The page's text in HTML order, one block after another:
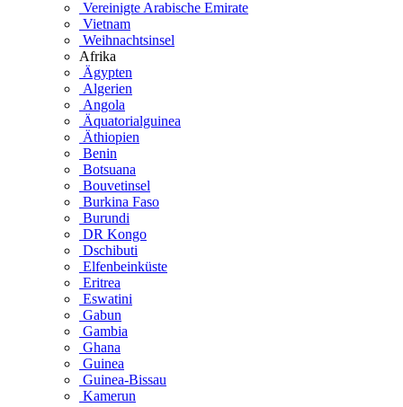
Vereinigte Arabische Emirate
Vietnam
Weihnachtsinsel
Afrika
Ägypten
Algerien
Angola
Äquatorialguinea
Äthiopien
Benin
Botsuana
Bouvetinsel
Burkina Faso
Burundi
DR Kongo
Dschibuti
Elfenbeinküste
Eritrea
Eswatini
Gabun
Gambia
Ghana
Guinea
Guinea-Bissau
Kamerun